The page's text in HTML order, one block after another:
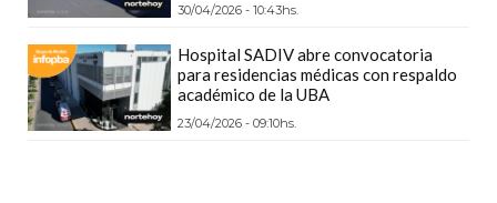
RESTAURANTES
DELIVERIES
CREAR
UNA
30/04/2026 - 10:43hs.
Hospital SADIV abre convocatoria
para residencias médicas con respaldo
académico de la UBA
23/04/2026 - 09:10hs.